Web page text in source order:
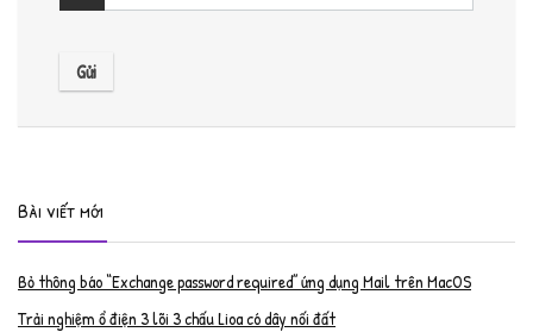
Bài viết mới
Bỏ thông báo “Exchange password required” ứng dụng Mail trên MacOS
Trải nghiệm ổ điện 3 lõi 3 chấu Lioa có dây nối đất